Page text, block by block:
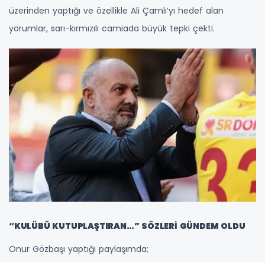
üzerinden yaptığı ve özellikle Ali Çamlı’yı hedef alan
yorumlar, sarı-kırmızılı camiada büyük tepki çekti.
“KULÜBÜ KUTUPLAŞTIRAN…” SÖZLERİ GÜNDEM OLDU
Onur Gözbaşı yaptığı paylaşımda;